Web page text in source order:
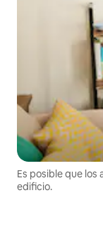
Es posible que
edificio.